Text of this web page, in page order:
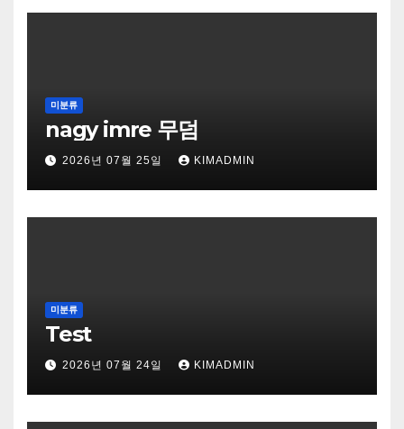
미분류
nagy imre 무덤
2026년 07월 25일 KIMADMIN
미분류
Test
2026년 07월 24일 KIMADMIN